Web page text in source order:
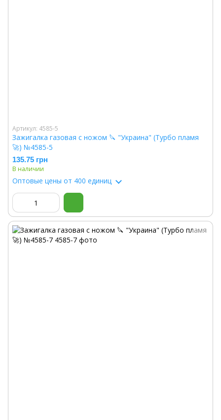
Артикул: 4585-5
Зажигалка газовая с ножом 🔪 "Украина" (Турбо пламя
🚀) №4585-5
135.75 грн
В наличии
Оптовые цены от 400 единиц